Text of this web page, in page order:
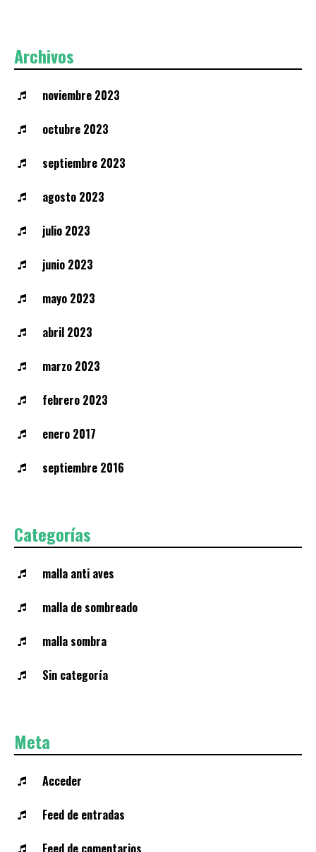
Archivos
noviembre 2023
octubre 2023
septiembre 2023
agosto 2023
julio 2023
junio 2023
mayo 2023
abril 2023
marzo 2023
febrero 2023
enero 2017
septiembre 2016
Categorías
malla anti aves
malla de sombreado
malla sombra
Sin categoría
Meta
Acceder
Feed de entradas
Feed de comentarios